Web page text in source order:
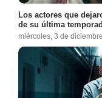
Los actores que
de su última
miércoles, 3 de